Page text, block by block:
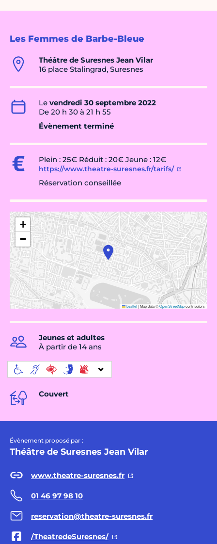
Les Femmes de Barbe-Bleue
Théâtre de Suresnes Jean Vilar
16 place Stalingrad, Suresnes
Le vendredi 30 septembre 2022
De 20 h 30 à 21 h 55
Évènement terminé
Plein : 25€ Réduit : 20€ Jeune : 12€
https://www.theatre-suresnes.fr/tarifs/
Réservation conseillée
+
−
Leaflet|Map data ©OpenStreetMapcontributors
Jeunes et adultes
À partir de 14 ans
Couvert
Évènement proposé par :
Théâtre de Suresnes Jean Vilar
www.theatre-suresnes.fr
01 46 97 98 10
reservation@theatre-suresnes.fr
/TheatredeSuresnes/